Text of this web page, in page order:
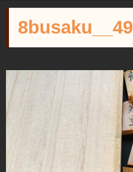
彫埋駒
駒師紹介
8busaku__49